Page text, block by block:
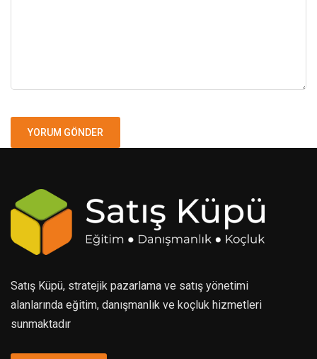
Satış Küpü, stratejik pazarlama ve satış yönetimi
alanlarında eğitim, danışmanlık ve koçluk hizmetleri
sunmaktadır